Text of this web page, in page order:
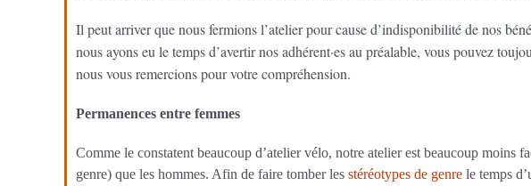
Il peut arriver que nous fermions l’atelier pour cause d’indisponibilité de nos
nous ayons eu le temps d’avertir nos adhérent·es au préalable, vous pouvez
nous vous remercions pour votre compréhension.
Permanences entre femmes
Comme le constatent beaucoup d’atelier vélo, notre atelier est beaucoup moins
genre) que les hommes. Afin de faire tomber les stéréotypes de genrele temps